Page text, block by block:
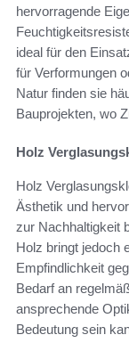
hervorragende
ideal für den
für Verformungen
Natur finden sie
Bauprojekten, wo
Holz
Holz
Ästhetik und
zur Nachhaltigkeit
Holz bringt jedoch
Empfindlichkeit
Bedarf an
ansprechende
Bedeutung sein